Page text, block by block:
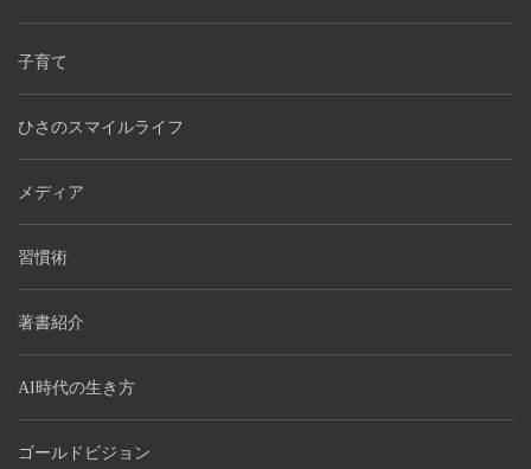
子育て
ひさのスマイルライフ
メディア
習慣術
著書紹介
AI時代の生き方
ゴールドビジョン